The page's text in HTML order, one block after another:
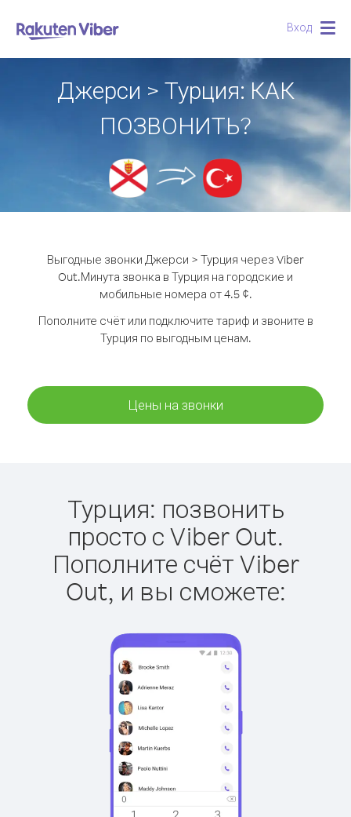
Вход
Джерси > Турция: КАК
ПОЗВОНИТЬ?
Выгодные звонки Джерси > Турция через Viber
Out.Минута звонка в Турция на городские и
мобильные номера от 4.5 ¢.
Пополните счёт или подключите тариф и звоните в
Турция по выгодным ценам.
Цены на звонки
Турция: позвонить
просто с Viber Out.
Пополните счёт Viber
Out, и вы сможете: